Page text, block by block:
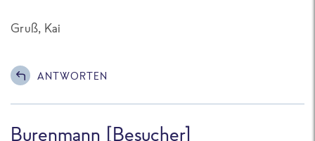
Gruß, Kai
ANTWORTEN
Burenmann [Besucher]